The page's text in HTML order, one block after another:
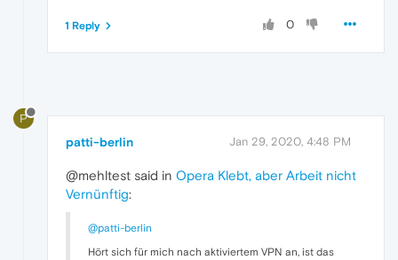
0
1 Reply
P
patti-berlin Jan 29, 2020, 4:48 PM
@mehltest said in Opera Klebt, aber Arbeit nicht
Vernünftig:
@patti-berlin
Hört sich für mich nach aktiviertem VPN an, ist das